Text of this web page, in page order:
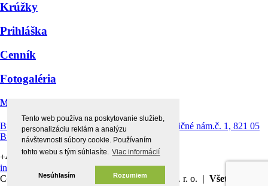
Tento web používa na poskytovanie služieb,
personalizáciu reklám a analýzu
návštevnosti súbory cookie. Používaním
tohto webu s tým súhlasíte. Viac informácií
Nesúhlasím Rozumiem
Krúžky
Prihláška
Cenník
Fotogaléria
Montessori centrum štvorlístok
Bratislava Ružinov - Prievoz, Prevádzka: Radničné nám.č. 1, 821 05
Bratislava
+421 903 154 156 |+421 902 832 430
info@detske-centrum.sk
Copyright © 2026 Detské centrum štvorlístok s. r. o. | Všetky práva